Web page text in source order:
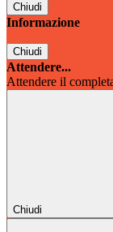
Chiudi
Informazione
Chiudi
Attendere...
Attendere il
Chiudi